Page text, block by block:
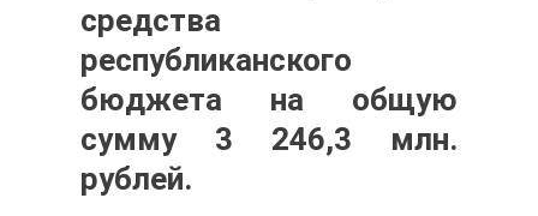
средства
республиканского
бюджета на общую
сумму 3 246,3 млн.
рублей.